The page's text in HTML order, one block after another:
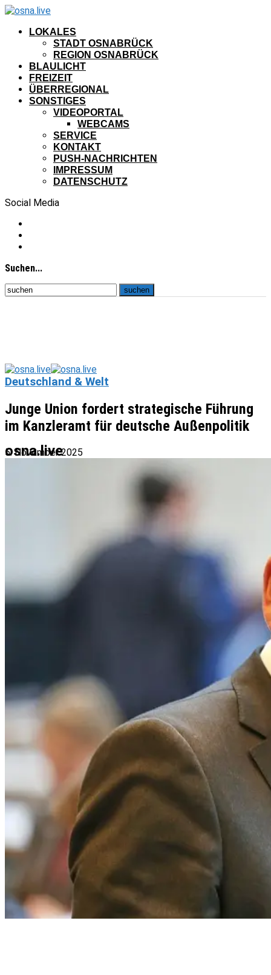
LOKALES
STADT OSNABRÜCK
REGION OSNABRÜCK
BLAULICHT
FREIZEIT
ÜBERREGIONAL
SONSTIGES
VIDEOPORTAL
WEBCAMS
SERVICE
KONTAKT
PUSH-NACHRICHTEN
IMPRESSUM
DATENSCHUTZ
Social Media
Suchen...
osna.live
Deutschland & Welt
Junge Union fordert strategische Führung
im Kanzleramt für deutsche Außenpolitik
5. November 2025